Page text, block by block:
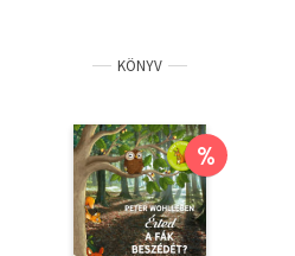
KÖNYV
%